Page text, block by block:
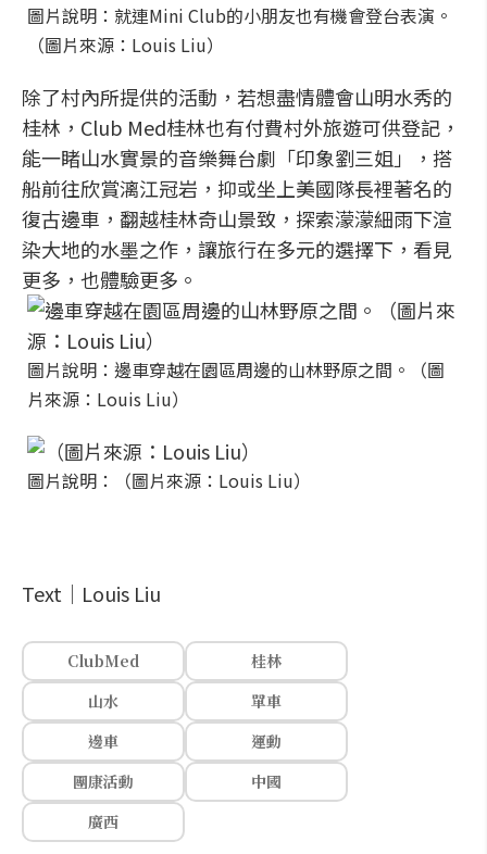
圖片說明：就連Mini Club的小朋友也有機會登台表演。
（圖片來源：Louis Liu）
除了村內所提供的活動，若想盡情體會山明水秀的
桂林，Club Med桂林也有付費村外旅遊可供登記，
能一睹山水實景的音樂舞台劇「印象劉三姐」，搭
船前往欣賞漓江冠岩，抑或坐上美國隊長裡著名的
復古邊車，翻越桂林奇山景致，探索濛濛細雨下渲
染大地的水墨之作，讓旅行在多元的選擇下，看見
更多，也體驗更多。
圖片說明：邊車穿越在園區周邊的山林野原之間。（圖
片來源：Louis Liu）
圖片說明：（圖片來源：Louis Liu）
Text│Louis Liu
ClubMed
桂林
山水
單車
邊車
運動
團康活動
中國
廣西